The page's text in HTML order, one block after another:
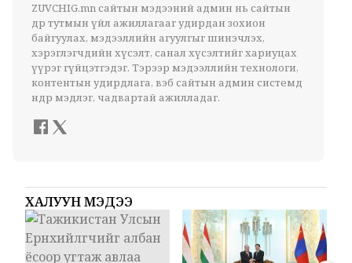
ZUVCHIG.mn сайтын мэдээний админ нь сайтын
өдөр тутмын үйл ажиллагааг удирдан зохион
байгуулах, мэдээллийн агуулгыг шинэчлэх,
хэрэглэгчдийн хүсэлт, санал хүсэлтийг хариуцах
үүрэг гүйцэтгэдэг. Тэрээр мэдээллийн технологи,
контентын удирдлага, вэб сайтын админ системд
өндөр мэдлэг, чадвартай ажилладаг.
ХАЛУУН МЭДЭЭ